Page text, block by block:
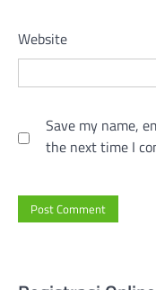
Website
Save my name,
the next time I